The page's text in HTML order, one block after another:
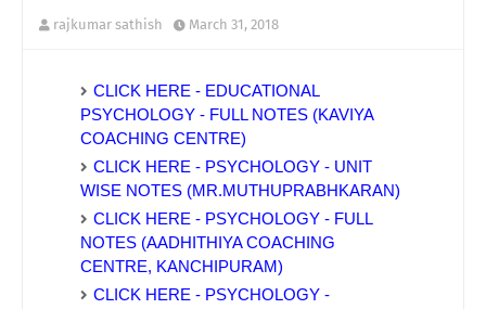
rajkumar sathish March 31, 2018
CLICK HERE - EDUCATIONAL
PSYCHOLOGY - FULL NOTES (KAVIYA
COACHING CENTRE)
CLICK HERE - PSYCHOLOGY - UNIT
WISE NOTES (MR.MUTHUPRABHKARAN)
CLICK HERE - PSYCHOLOGY - FULL
NOTES (AADHITHIYA COACHING
CENTRE, KANCHIPURAM)
CLICK HERE - PSYCHOLOGY -